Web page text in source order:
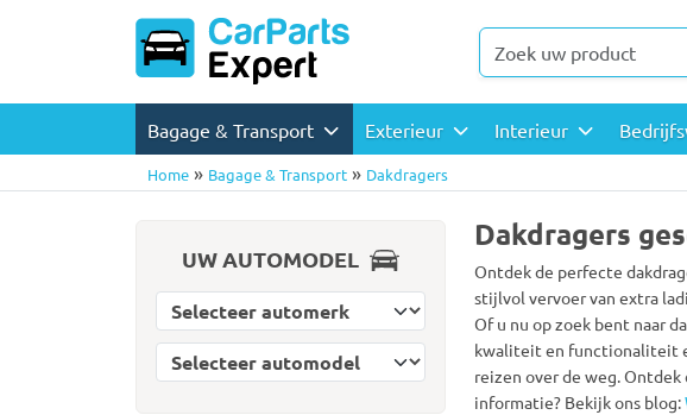
Bagage & Transport Exterieur Interieur
Home » Bagage & Transport » Dakdragers
UW AUTOMODEL
Selecteer automerk
Selecteer automodel
Dakdragers
Ontdek de perfecte
stijlvol vervoer van extra
Of u nu op zoek bent naar
kwaliteit en functionaliteit
reizen over de weg.
informatie? Bekijk ons blog: